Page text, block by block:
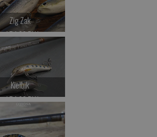
Zig Zak
od 54.00 PLN
Kiełbik
od 54.00 PLN
Kup teraz >